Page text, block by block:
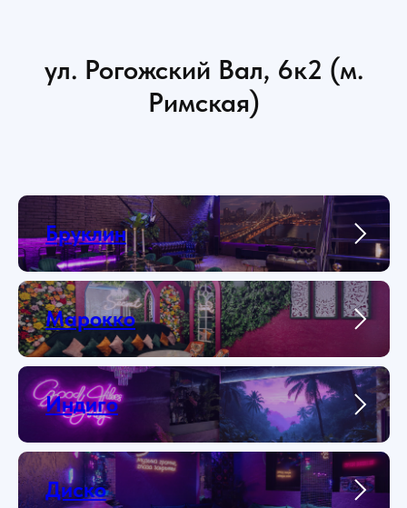
ул. Рогожский Вал, 6к2 (м.
Римская)
Бруклин
Марокко
Индиго
Диско